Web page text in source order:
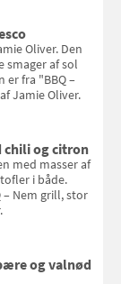
Oliver. Den
smager af sol
er fra "BBQ –
Jamie Oliver.
og citron
med masser af
i både.
– Nem grill, stor
og valnød